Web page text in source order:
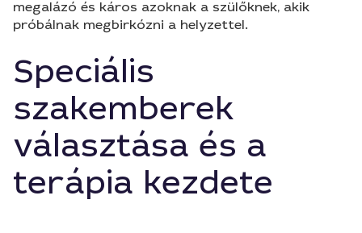
megalázó és káros azoknak a szülőknek, akik
próbálnak megbirkózni a helyzettel.
Speciális
szakemberek
választása és a
terápia kezdete